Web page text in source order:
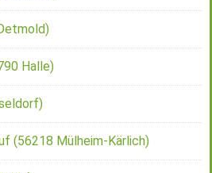
Halle)
(56218 Mülheim-Kärlich)